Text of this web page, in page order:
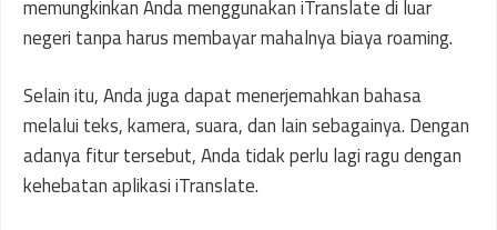
memungkinkan Anda menggunakan iTranslate di luar
negeri tanpa harus membayar mahalnya biaya roaming.
Selain itu, Anda juga dapat menerjemahkan bahasa
melalui teks, kamera, suara, dan lain sebagainya. Dengan
adanya fitur tersebut, Anda tidak perlu lagi ragu dengan
kehebatan aplikasi iTranslate.